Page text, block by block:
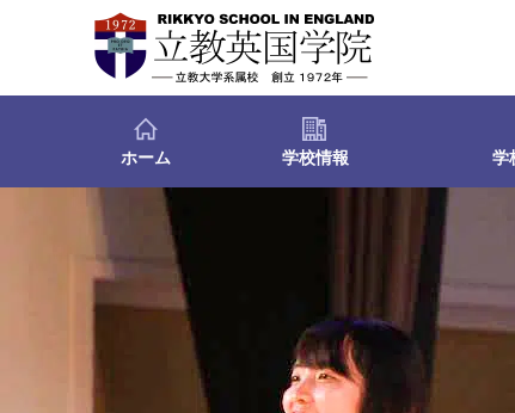
ホーム 学校情報 学